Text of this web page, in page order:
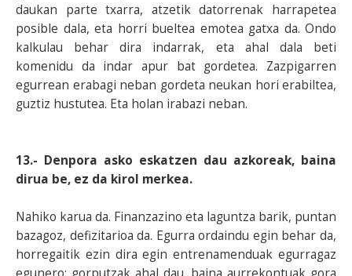
daukan parte txarra, atzetik datorrenak harrapetea
posible dala, eta horri bueltea emotea gatxa da. Ondo
kalkulau behar dira indarrak, eta ahal dala beti
komenidu da indar apur bat gordetea. Zazpigarren
egurrean erabagi neban gordeta neukan hori erabiltea,
guztiz hustutea. Eta holan irabazi neban.
13.- Denpora asko eskatzen dau azkoreak, baina
dirua be, ez da kirol merkea.
Nahiko karua da. Finanzazino eta laguntza barik, puntan
bazagoz, defizitarioa da. Egurra ordaindu egin behar da,
horregaitik ezin dira egin entrenamenduak egurragaz